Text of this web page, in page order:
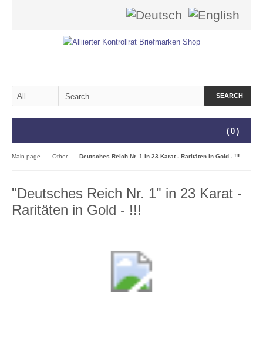
SEARCH
( 0 )
Main page Other Deutsches Reich Nr. 1 in 23 Karat - Raritäten in Gold - !!!
"Deutsches Reich Nr. 1" in 23 Karat -
Raritäten in Gold - !!!